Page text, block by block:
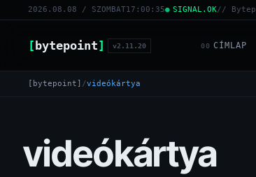
2026.08.08 / SZOMBAT17:00:35 SIGNAL.OK//
[bytepoint] v2.11.20 00 CÍMLAP
[bytepoint] /videókártya
videókártya